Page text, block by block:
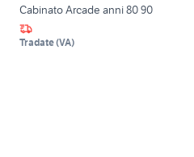
Cabinato Arcade anni 80 90
Tradate(VA)